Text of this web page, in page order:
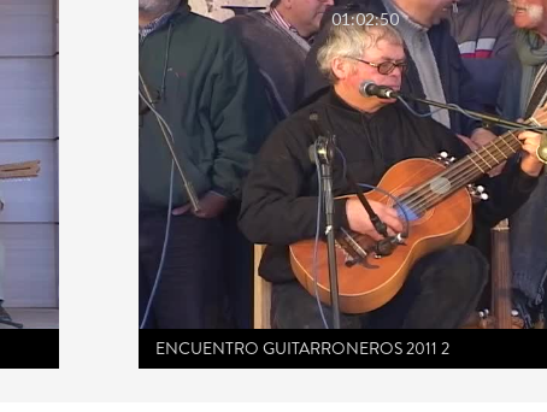
01:02:50
ENCUENTRO GUITARRONEROS 2011 2